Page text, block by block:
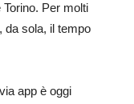
Per molti
da sola, il tempo
app è oggi